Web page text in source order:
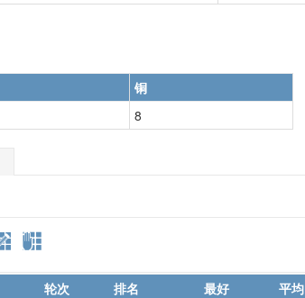
铜
8
轮次 排名 最好 平均